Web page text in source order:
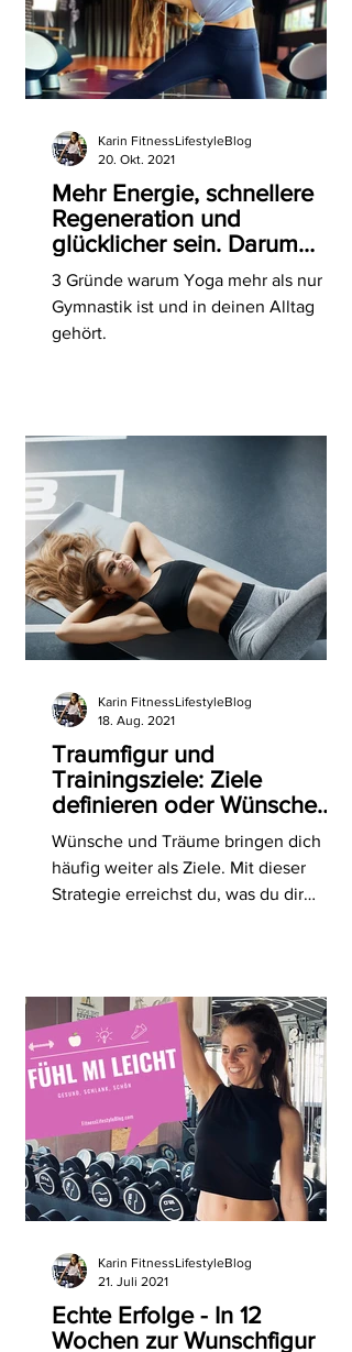
Mehr Energie, schnellere
Regeneration und
glücklicher sein. Darum
brauchst du Yoga!
3 Gründe warum Yoga mehr als nur
Gymnastik ist und in deinen Alltag
gehört.
Karin FitnessLifestyleBlog
20. Okt. 2021
Traumfigur und
Trainingsziele: Ziele
definieren oder Wünsche
aussprechen? Was bringt
mehr Erfolg?
Wünsche und Träume bringen dich
häufig weiter als Ziele. Mit dieser
Strategie erreichst du, was du dir
Karin FitnessLifestyleBlog
18. Aug. 2021
Echte Erfolge - In 12
Wochen zur Wunschfigur
Karin FitnessLifestyleBlog
21. Juli 2021